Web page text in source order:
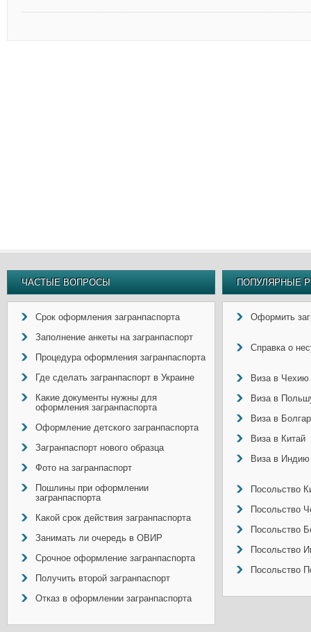
ЧАСТЫЕ ВОПРОСЫ
Срок оформления загранпаспорта
Заполнение анкеты на загранпаспорт
Процедура оформления загранпаспорта
Где сделать загранпаспорт в Украине
Какие документы нужны для
оформления загранпаспорта
Оформление детского загранпаспорта
Загранпаспорт нового образца
Фото на загранпаспорт
Пошлины при оформлении
загранпаспорта
Какой срок действия загранпаспорта
Занимать ли очередь в ОВИР
Срочное оформление загранпаспорта
Получить второй загранпаспорт
Отказ в оформлении загранпаспорта
ПОПУЛЯРНЫЕ
Оформить
Справка о
Виза в Чехию
Виза в
Виза в
Виза в Китай
Виза в Индию
Посольство
Посольство
Посольство
Посольство
Посольство